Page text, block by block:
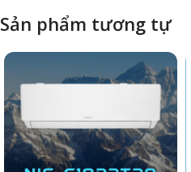
Sản phẩm tương tự